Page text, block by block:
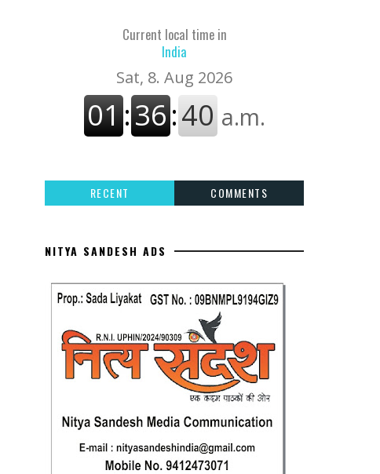
Current local time in
India
RECENT COMMENTS
NITYA SANDESH ADS